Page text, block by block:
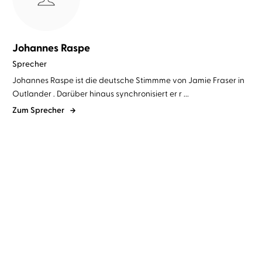
Johannes Raspe
Sprecher
Johannes Raspe ist die deutsche Stimmme von Jamie Fraser in
Outlander . Darüber hinaus synchronisiert er r ...
Zum Sprecher